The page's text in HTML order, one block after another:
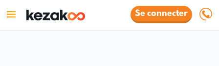
Se connecter